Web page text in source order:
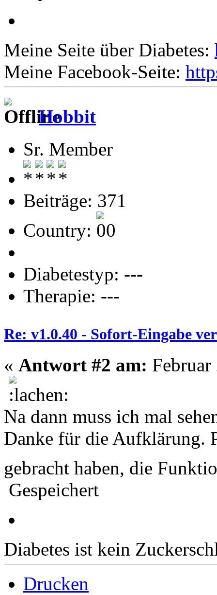
Meine Seite über Diabetes:
Meine Facebook-Seite:
Hobbit
Sr. Member
Beiträge: 371
Country:
Diabetestyp: ---
Therapie: ---
Re: v1.0.40 - Sofort-Eingabe
« Antwort #2 am:
Na dann muss ich mal
Danke für die Aufklärung.
gebracht haben, die
Gespeichert
Diabetes ist kein
Drucken